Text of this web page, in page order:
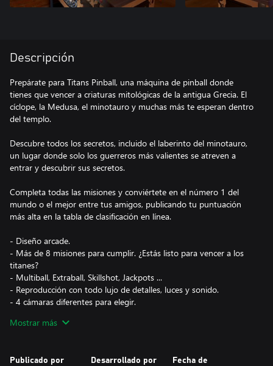
Descripción
Prepárate para Titans Pinball, una máquina de pinball donde
tienes que vencer a criaturas mitológicas de la antigua Grecia. El
cíclope, la Medusa, el minotauro y muchas más te esperan dentro
del templo.
Descubre todos los secretos, incluido el laberinto del minotauro,
un lugar donde solo los guerreros más valientes se atreven a
entrar y descubrir sus secretos.
Completa todas las misiones y conviértete en el número 1 del
mundo o el mejor entre tus amigos, publicando tu puntuación
más alta en la tabla de clasificación en línea.
- Diseño arcade.
- Más de 8 misiones para cumplir. ¿Estás listo para vencer a los
titanes?
- Multiball, Extraball, Skillshot, Jackpots ...
- Reproducción con todo lujo de detalles, luces y sonido.
- 4 cámaras diferentes para elegir.
Mostrar más
Publicado por Desarrollado por
Fecha de